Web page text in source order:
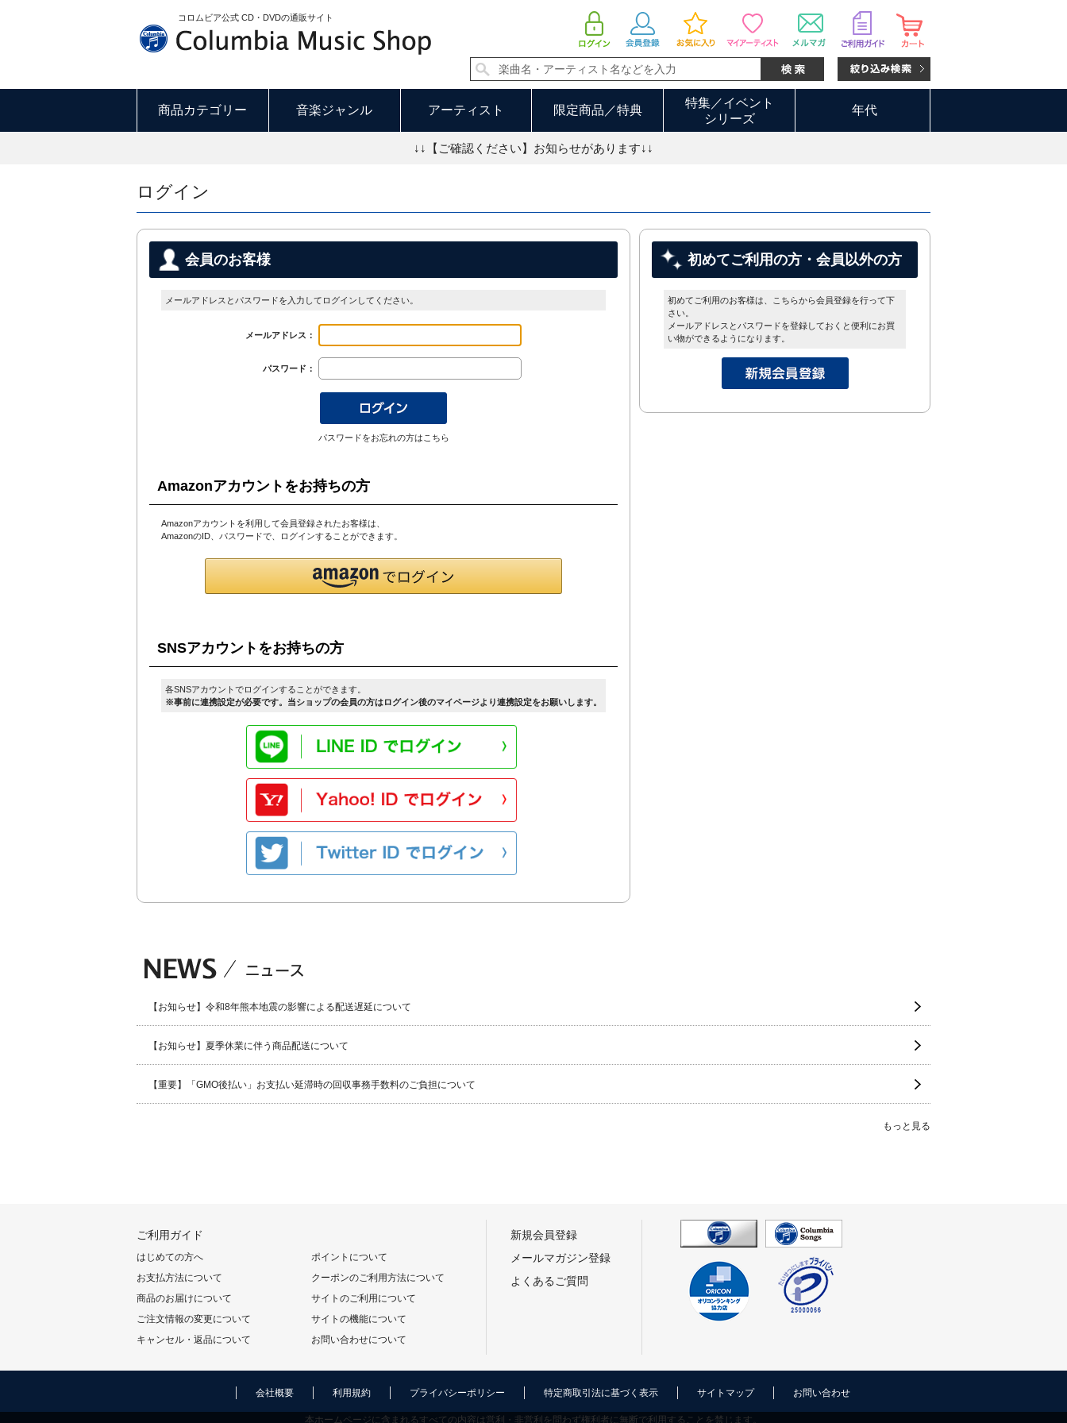
コロムビア公式 CD・DVDの通販サイト
商品カテゴリー 音楽ジャンル アーティスト 限定商品／特典
特集／イベント
シリーズ
年代
↓↓【ご確認ください】お知らせがあります↓↓
ログイン
会員のお客様
メールアドレスとパスワードを入力してログインしてください。
メールアドレス：
パスワード：
パスワードをお忘れの方はこちら
Amazonアカウントをお持ちの方
Amazonアカウントを利用して会員登録されたお客様は、
AmazonのID、パスワードで、ログインすることができます。
SNSアカウントをお持ちの方
各SNSアカウントでログインすることができます。
※事前に連携設定が必要です。当ショップの会員の方はログイン後のマイページより連携設定をお願いします。
初めてご利用の方・会員以外の方
初めてご利用のお客様は、こちらから会員登録を行って下
さい。
メールアドレスとパスワードを登録しておくと便利にお買
い物ができるようになります。
【お知らせ】令和8年熊本地震の影響による配送遅延について
【お知らせ】夏季休業に伴う商品配送について
【重要】「GMO後払い」お支払い延滞時の回収事務手数料のご負担について
もっと見る
ご利用ガイド
はじめての方へ
お支払方法について
商品のお届けについて
ご注文情報の変更について
キャンセル・返品について
ポイントについて
クーポンのご利用方法について
サイトのご利用について
サイトの機能について
お問い合わせについて
新規会員登録
メールマガジン登録
よくあるご質問
会社概要 利用規約 プライバシーポリシー 特定商取引法に基づく表示 サイトマップ お問い合わせ
本ホームページに含まれるすべての内容は営利・非営利を問わず権利者に無断で利用することを禁じます。